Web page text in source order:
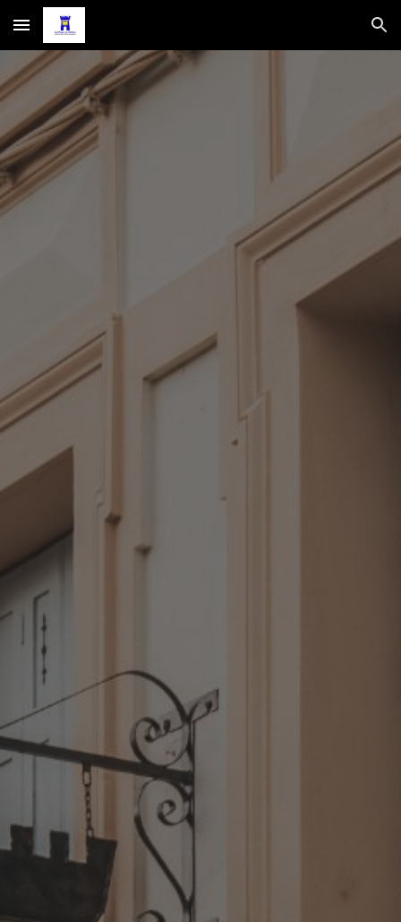
Skip to main content Skip to navigation